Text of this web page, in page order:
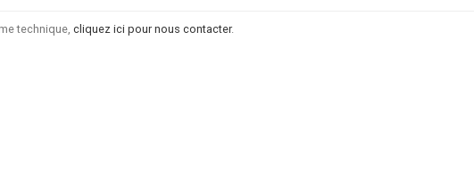
technique, cliquez ici pour nous contacter.